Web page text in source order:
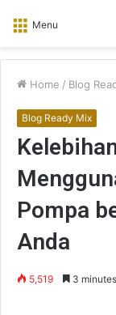
Menu
Home / Blog
Blog Ready Mix
Pompa
Anda
5,519 3